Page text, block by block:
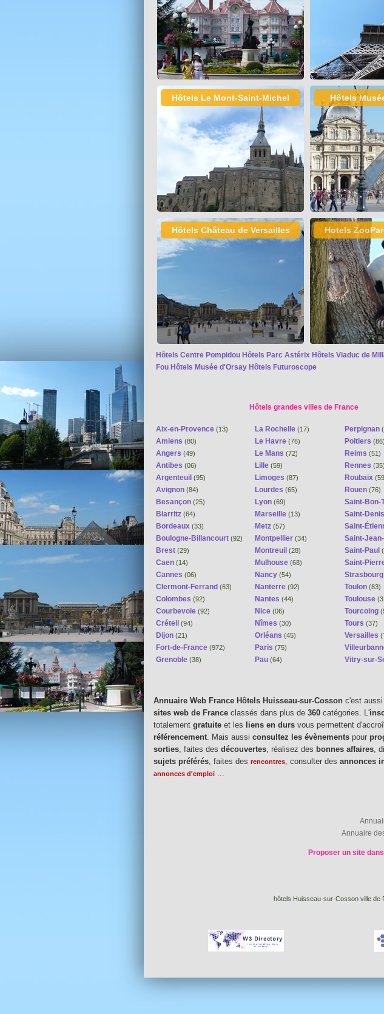
Hôtels Le Mont-Saint-Michel Hôtels
Hôtels Château de Versailles Hotels
Hôtels Centre Pompidou Hôtels Parc Astérix Hôtels Viaduc de
Fou Hôtels Musée d'Orsay Hôtels Futuroscope
Hôtels grandes villes de France
Aix-en-Provence (13)
Amiens (80)
Angers (49)
Antibes (06)
Argenteuil (95)
Avignon (84)
Besançon (25)
Biarritz (64)
Bordeaux (33)
Boulogne-Billancourt (92)
Brest (29)
Caen (14)
Cannes (06)
Clermont-Ferrand (63)
Colombes (92)
Courbevoie (92)
Créteil (94)
Dijon (21)
Fort-de-France (972)
Grenoble (38)
La Rochelle (17)
Le Havre (76)
Le Mans (72)
Lille (59)
Limoges (87)
Lourdes (65)
Lyon (69)
Marseille (13)
Metz (57)
Montpellier (34)
Montreuil (28)
Mulhouse (68)
Nancy (54)
Nanterre (92)
Nantes (44)
Nice (06)
Nîmes (30)
Orléans (45)
Paris (75)
Pau (64)
Perpignan
Poitiers (86)
Reims (51)
Rennes (35)
Roubaix
Rouen (76)
Saint-Bon-
Saint-Denis
Saint-
Saint-
Saint-Paul
Saint-
Strasbourg
Toulon (83)
Toulouse
Tourcoing
Tours (37)
Versailles
Vitry-sur-
Annuaire Web France Hôtels Huisseau-sur-Cosson c'est
sites web de France classés dans plus de 360 catégories. L'
totalement gratuite et les liens en durs vous permettent
référencement . Mais aussi consultez les évènements pour
sorties , faites des découvertes , réalisez des bonnes affaires ,
sujets préférés , faites des rencontres , consulter des annonces
annonces d'emploi
Annuaire
Proposer un site
hôtels Huisseau-sur-Cosson ville de